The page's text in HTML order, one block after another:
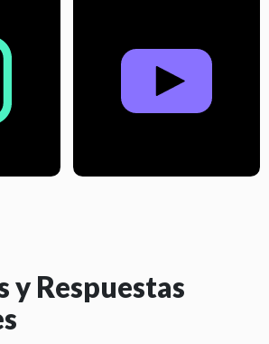
y Respuestas